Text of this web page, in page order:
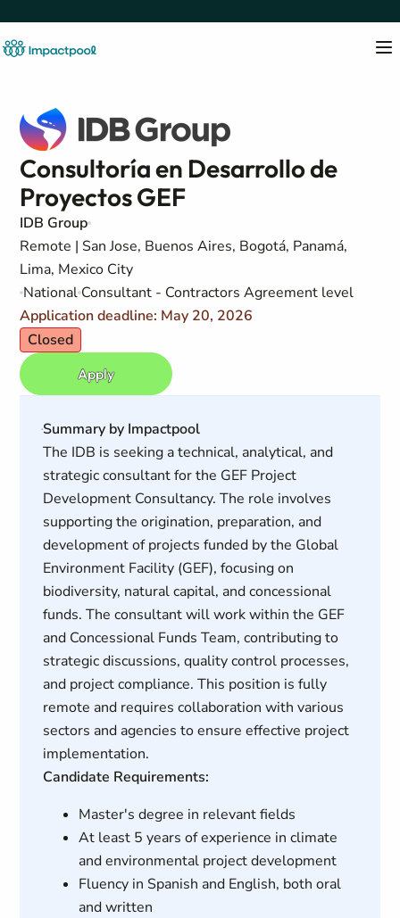
Consultoría en Desarrollo de
Proyectos GEF
IDB Group
Remote | San Jose, Buenos Aires, Bogotá, Panamá,
Lima, Mexico City
National Consultant - Contractors Agreement level
Application deadline: May 20, 2026
Closed
Apply
Summary by Impactpool
The IDB is seeking a technical, analytical, and
strategic consultant for the GEF Project
Development Consultancy. The role involves
supporting the origination, preparation, and
development of projects funded by the Global
Environment Facility (GEF), focusing on
biodiversity, natural capital, and concessional
funds. The consultant will work within the GEF
and Concessional Funds Team, contributing to
strategic discussions, quality control processes,
and project compliance. This position is fully
remote and requires collaboration with various
sectors and agencies to ensure effective project
implementation.
Candidate Requirements:
Master's degree in relevant fields
At least 5 years of experience in climate
and environmental project development
Fluency in Spanish and English, both oral
and written